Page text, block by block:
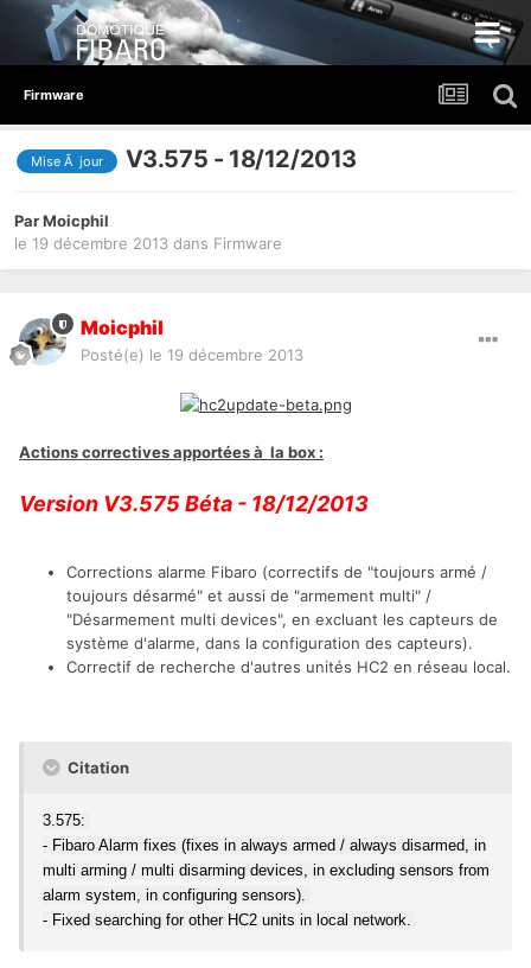
Firmware
Mise Ã jour V3.575 - 18/12/2013
ParMoicphil
le 19 décembre 2013 dans Firmware
Moicphil
Posté(e) le 19 décembre 2013
Actions correctives apportées à la box :
Version V3.575 Béta - 18/12/2013
Corrections alarme Fibaro (correctifs de "toujours armé /
toujours désarmé" et aussi de "armement multi" /
"Désarmement multi devices", en excluant les capteurs de
système d'alarme, dans la configuration des capteurs).
Correctif de recherche d'autres unités HC2 en réseau local.
Citation
3.575:
- Fibaro Alarm fixes (fixes in always armed / always disarmed, in
multi arming / multi disarming devices, in excluding sensors from
alarm system, in configuring sensors).
- Fixed searching for other HC2 units in local network.